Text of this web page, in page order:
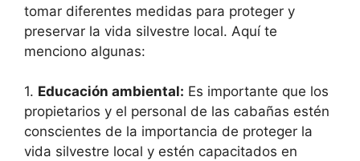
tomar diferentes medidas para proteger y
preservar la vida silvestre local. Aquí te
menciono algunas:
1. Educación ambiental: Es importante que los
propietarios y el personal de las cabañas estén
conscientes de la importancia de proteger la
vida silvestre local y estén capacitados en